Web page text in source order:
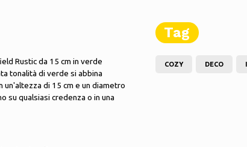
Rustic da 15 cm in verde
tonalità di verde si abbina
un'altezza di 15 cm e un diametro
su qualsiasi credenza o in una
Tag
COZY DECO